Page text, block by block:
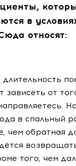
в
относят:
длительность
зависеть от
в спальный
чем обратная
того, чем